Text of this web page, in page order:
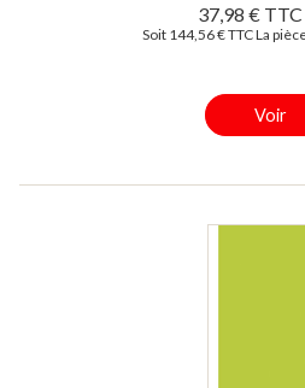
37,98 €
Soit 144,56 € TTC La
Voir